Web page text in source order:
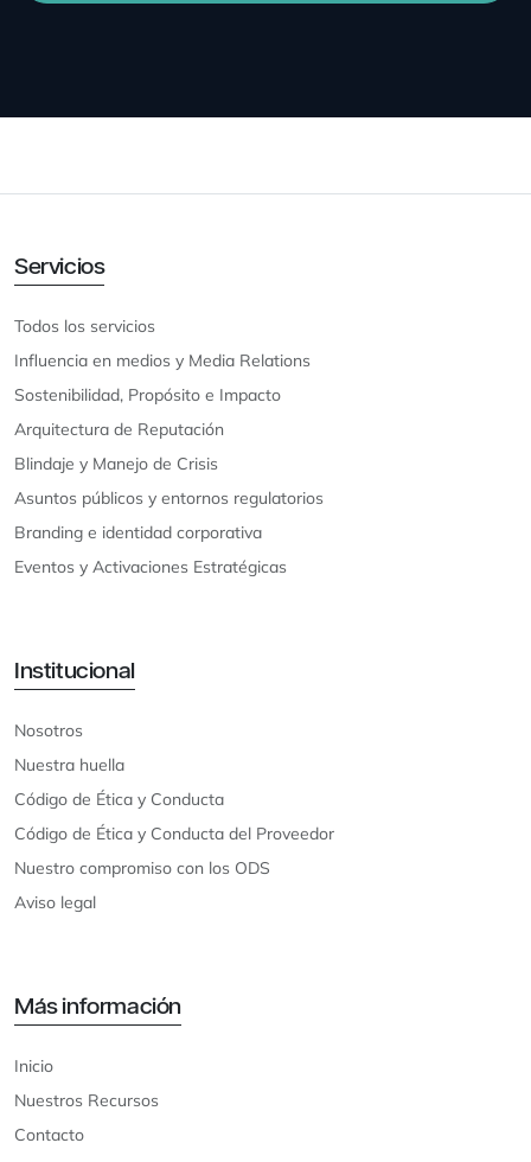
Servicios
Todos los servicios
Influencia en medios y Media Relations
Sostenibilidad, Propósito e Impacto
Arquitectura de Reputación
Blindaje y Manejo de Crisis
Asuntos públicos y entornos regulatorios
Branding e identidad corporativa
Eventos y Activaciones Estratégicas
Institucional
Nosotros
Nuestra huella
Código de Ética y Conducta
Código de Ética y Conducta del Proveedor
Nuestro compromiso con los ODS
Aviso legal
Más información
Inicio
Nuestros Recursos
Contacto